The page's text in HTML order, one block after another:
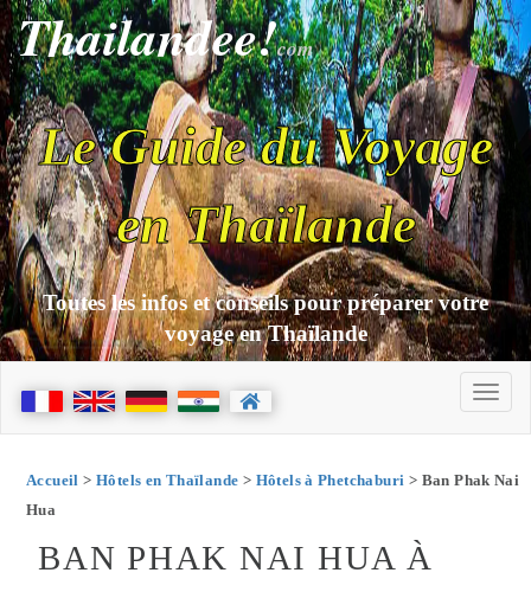
Thailandee!com
Le Guide du Voyage
en Thaïlande
Toutes les infos et conseils pour préparer votre
voyage en Thaïlande
Accueil > Hôtels en Thaïlande > Hôtels à Phetchaburi > Ban Phak Nai
Hua
BAN PHAK NAI HUA À